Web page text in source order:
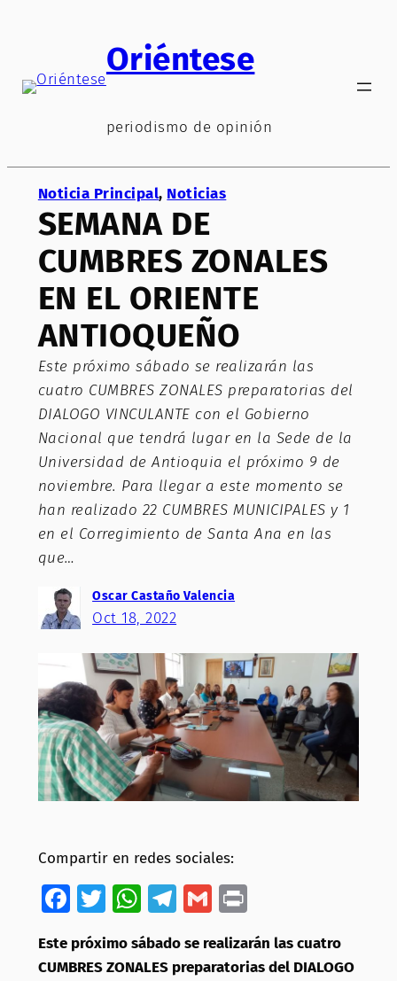
Oriéntese
periodismo de opinión
Noticia Principal, Noticias
SEMANA DE
CUMBRES ZONALES
EN EL ORIENTE
ANTIOQUEÑO
Este próximo sábado se realizarán las
cuatro CUMBRES ZONALES preparatorias del
DIALOGO VINCULANTE con el Gobierno
Nacional que tendrá lugar en la Sede de la
Universidad de Antioquia el próximo 9 de
noviembre. Para llegar a este momento se
han realizado 22 CUMBRES MUNICIPALES y 1
en el Corregimiento de Santa Ana en las
que…
Oscar Castaño Valencia
Oct 18, 2022
Compartir en redes sociales:
Facebook
Twitter
WhatsApp
Telegram
GmailPrint
Este próximo sábado se realizarán las cuatro
CUMBRES ZONALES preparatorias del DIALOGO